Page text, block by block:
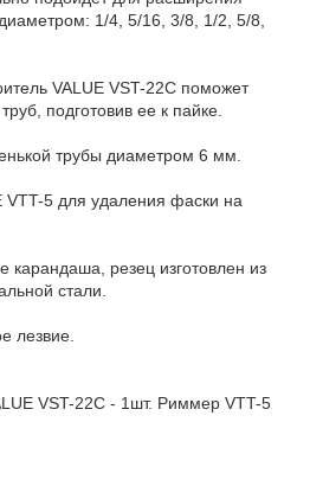
1/4, 5/16, 3/8, 1/2, 5/8,
VALUE VST-22C поможет
подготовив ее к пайке.
трубы диаметром 6 мм.
5 для удаления фаски на
резец изготовлен из
стали.
лезвие.
VST-22C - 1шт. Риммер VTT-5